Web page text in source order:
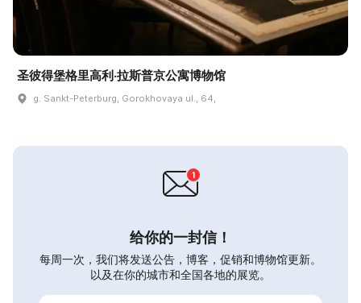
圣彼得堡格里高利·拉斯普京公寓博物馆
g. Sankt-Peterburg, Gorokhovaya ul., 64,
给你的一封信！
每周一次，我们将发送公告，博客，促销和博物馆更新。
以及在你的城市和全国各地的展览。